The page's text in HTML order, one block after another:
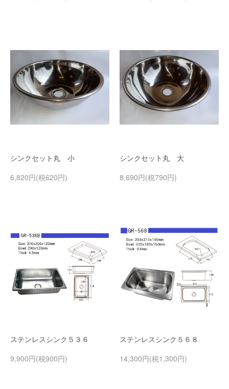
シンクセット丸 小
6,820円(税620円)
シンクセット丸 大
8,690円(税790円)
ステンレスシンク５３６
9,900円(税900円)
ステンレスシンク５６８
14,300円(税1,300円)